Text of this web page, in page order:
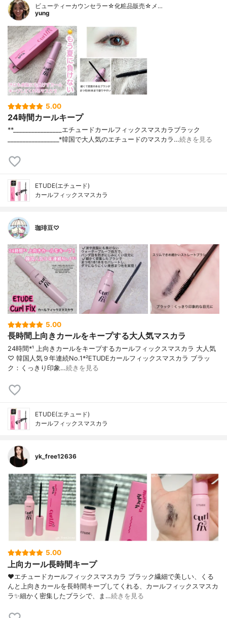
ビューティーカウンセラー☆化粧品販売☆メ…
yung
5.00
24時間カールキープ
**⁡________________⁡エチュード⁡カールフィックスマスカラブラック
⁡_________________⁡⁡*韓国で大人気のエチュードのマスカラ…続きを見る
ETUDE(エチュード)
カールフィックスマスカラ
珈琲豆♡
5.00
長時間上向きカールをキープする大人気マスカラ
24時間*¹ 上向きカールをキープするカールフィックスマスカラ 大人気
♡ 韓国人気９年連続No.1*²ETUDEカールフィックスマスカラ ブラッ
ク：くっきり印象…続きを見る
ETUDE(エチュード)
カールフィックスマスカラ
yk_free12636
5.00
上向カール長時間キープ
❤︎エチュードカールフィックスマスカラ ブラック繊細で美しい、くる
んと上向きカールを長時間キープしてくれる、カールフィックスマスカ
ラ✨細かく密集したブラシで、ま…続きを見る